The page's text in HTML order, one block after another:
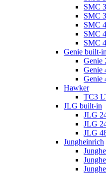
SMC
SMC
SMC
SMC
SMC
Genie built-in
Genie
Genie
Genie
Hawker
TC3
JLG built-in
JLG
JLG
JLG
Jungheinrich